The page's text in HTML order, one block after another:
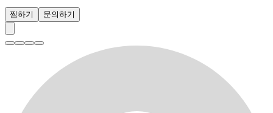
찜하기 문의하기